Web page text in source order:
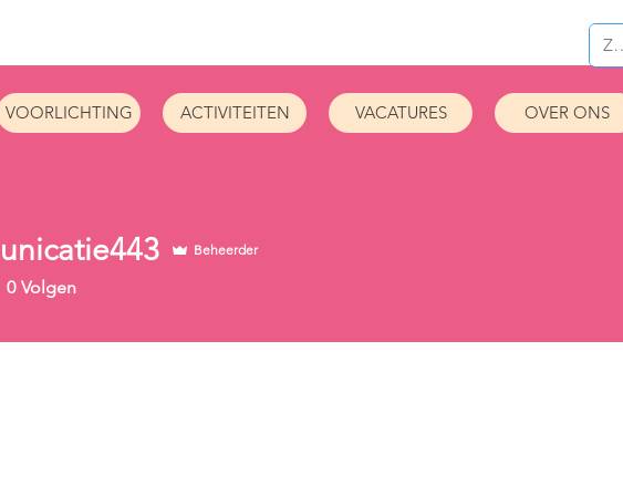
VOORLICHTING ACTIVITEITEN VACATURES OVER ONS
Beheerder
0 Volgen